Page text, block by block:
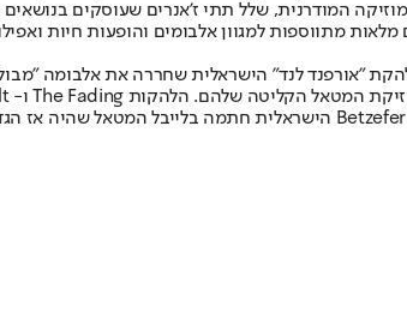
המודרנית, שלל תתי ז'אנרים שעוסקים
מתווספות למגוון אלבומים והופעות חיות